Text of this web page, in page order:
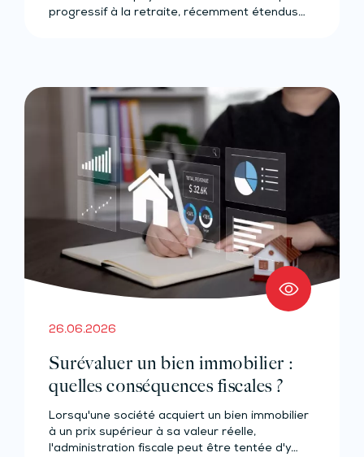
progressif à la retraite, récemment étendus…
26.06.2026
Surévaluer un bien immobilier :
quelles conséquences fiscales ?
Lorsqu'une société acquiert un bien immobilier
à un prix supérieur à sa valeur réelle,
l'administration fiscale peut être tentée d'y…